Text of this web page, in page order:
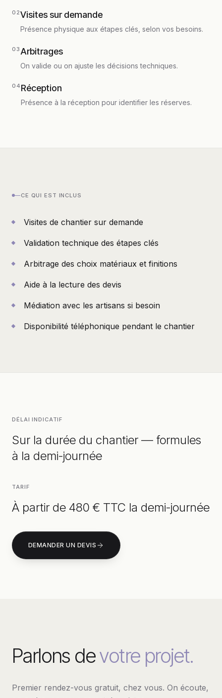
0 2Visites sur demande
Présence physique aux étapes clés, selon vos besoins.
0 3 Arbitrages
On valide ou on ajuste les décisions techniques.
04 Réception
Présence à la réception pour identifier les réserves.
—CE QUI EST INCLUS
Visites de chantier sur demande
Validation technique des étapes clés
Arbitrage des choix matériaux et finitions
Aide à la lecture des devis
Médiation avec les artisans si besoin
Disponibilité téléphonique pendant le chantier
DÉLAI INDICATIF
Sur la durée du chantier — formules
à la demi-journée
TARIF
À partir de 480 € TTC la demi-journée
DEMANDER UN DEVIS
Parlons devotre projet.
Premier rendez-vous gratuit, chez vous. On écoute,